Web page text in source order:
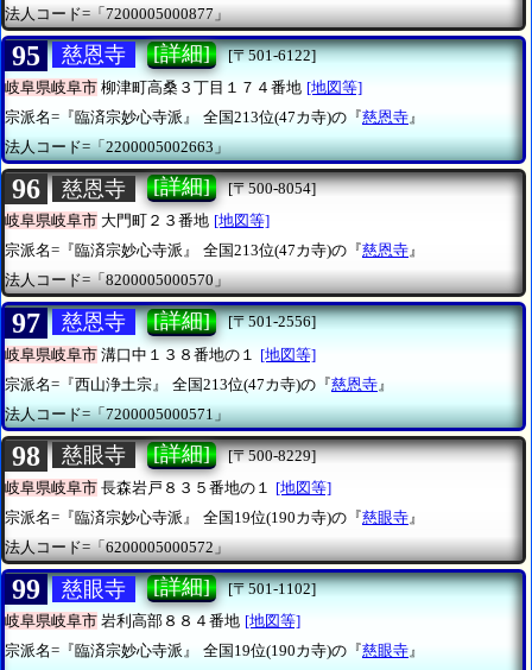
法人コード=「7200005000877」
95 慈恩寺 [詳細]
[〒501-6122]
岐阜県岐阜市 柳津町高桑３丁目１７４番地 [地図等]
宗派名=『臨済宗妙心寺派』
全国213位(47カ寺)の『慈恩寺 』
法人コード=「2200005002663」
96 慈恩寺 [詳細]
[〒500-8054]
岐阜県岐阜市 大門町２３番地 [地図等]
宗派名=『臨済宗妙心寺派』
全国213位(47カ寺)の『慈恩寺』
法人コード=「8200005000570」
97 慈恩寺 [詳細]
[〒501-2556]
岐阜県岐阜市 溝口中１３８番地の１
[地図等]
宗派名=『西山浄土宗』
全国213位(47カ寺)の『慈恩寺 』
法人コード=「7200005000571」
98 慈眼寺 [詳細]
[〒500-8229]
岐阜県岐阜市 長森岩戸８３５番地の１
[地図等]
宗派名=『臨済宗妙心寺派』
全国19位(190カ寺)の『慈眼寺 』
法人コード=「6200005000572」
99 慈眼寺 [詳細]
[〒501-1102]
岐阜県岐阜市 岩利高部８８４番地 [地図等]
宗派名=『臨済宗妙心寺派』
全国19位(190カ寺)の『慈眼寺』